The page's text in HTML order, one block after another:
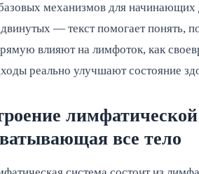
механизмов для начинающих
— текст помогает понять,
влияют на лимфоток, как
реально улучшают состояние
все тело